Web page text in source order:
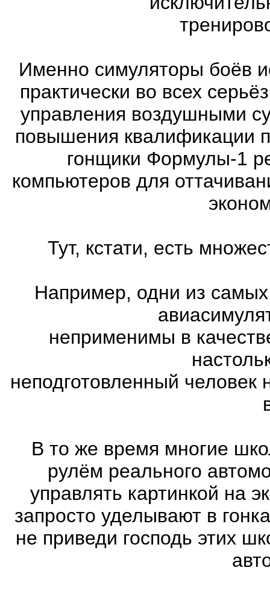
Именно симуляторы боёв
практически во всех
управления воздушными
повышения квалификации
гонщики Формулы-1
компьютеров для
Тут, кстати, есть
Например, одни из
неприменимы в
неподготовленный
В то же время многие
рулём реального
управлять картинкой на
запросто уделывают в
не приведи господь этих